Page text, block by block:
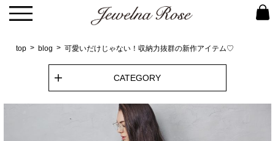
top blog 可愛いだけじゃない！収納力抜群の新作アイテム♡
CATEGORY